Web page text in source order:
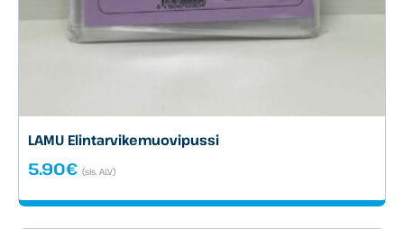
LAMU Elintarvikemuovipussi
5.90€ (sis. ALV)